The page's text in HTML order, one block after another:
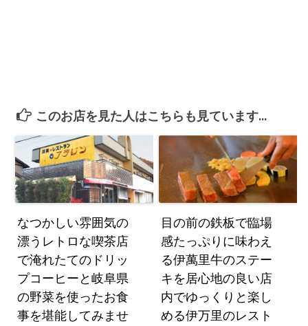
このお店を見た人はこちらも見ています...
なつかしい雰囲気の
漂うレトロな喫茶店
で淹れたてのドリッ
プコーヒーと岐阜県
の野菜を使ったお食
事を堪能してみませ
目の前の鉄板で臨場
感たっぷりに味わえ
る伊萬里牛のステー
キを居心地の良い店
内でゆっくりと楽し
める伊万里のレスト